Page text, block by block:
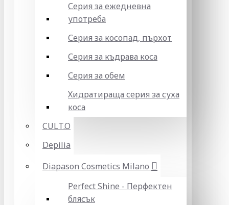
Серия за ежедневна
употреба
Серия за косопад, пърхот
Серия за къдрава коса
Серия за обем
Хидратираща серия за суха
коса
CULT.O
Depilia
Diapason Cosmetics Milano
Perfect Shine - Перфектен
блясък